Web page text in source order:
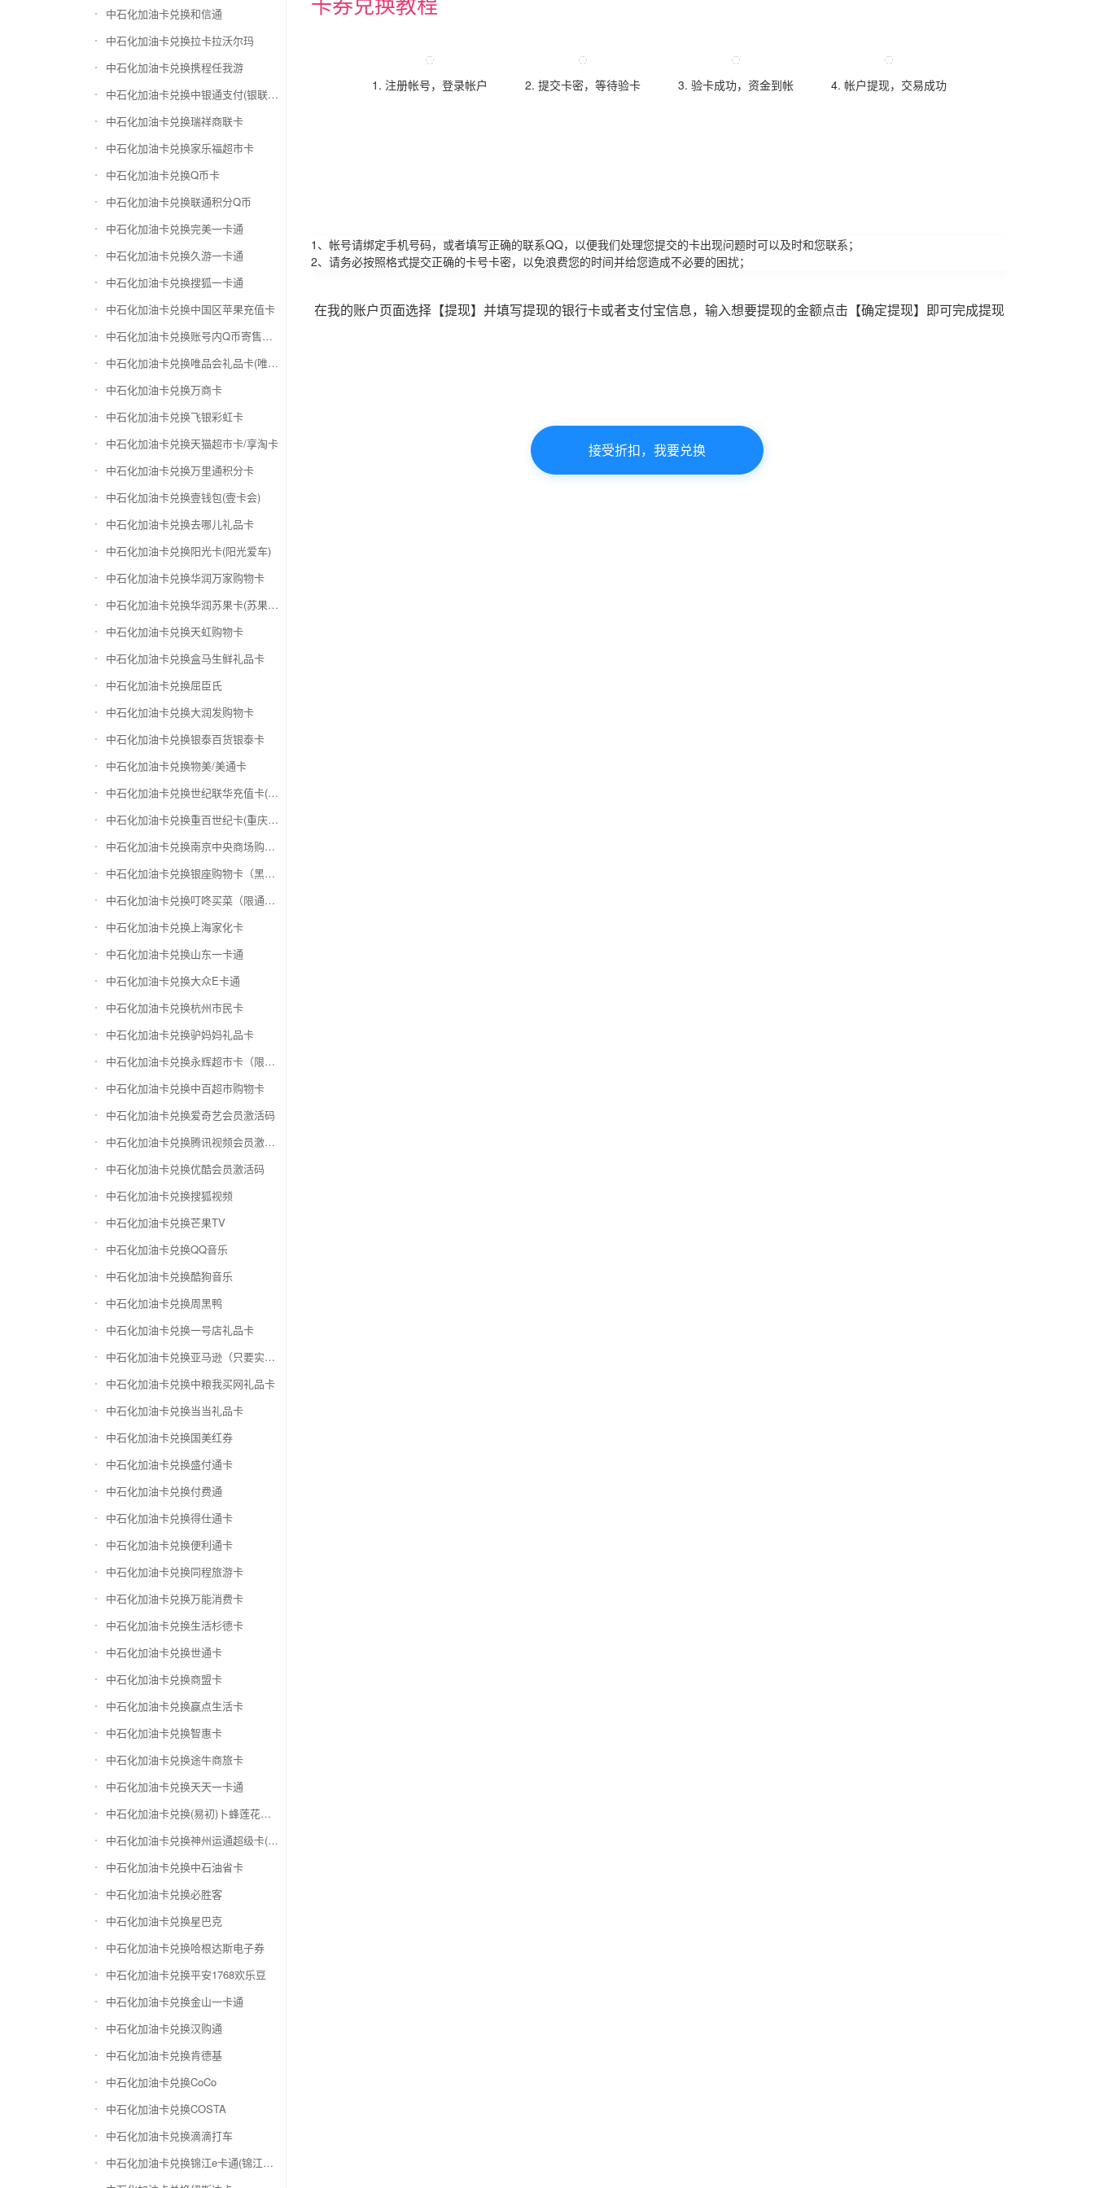
中石化加油卡兑换和信通
中石化加油卡兑换拉卡拉沃尔玛
中石化加油卡兑换携程任我游
中石化加油卡兑换中银通支付(银联购物卡)
中石化加油卡兑换瑞祥商联卡
中石化加油卡兑换家乐福超市卡
中石化加油卡兑换Q币卡
中石化加油卡兑换联通积分Q币
中石化加油卡兑换完美一卡通
中石化加油卡兑换久游一卡通
中石化加油卡兑换搜狐一卡通
中石化加油卡兑换中国区苹果充值卡
中石化加油卡兑换账号内Q币寄售（维护中）
中石化加油卡兑换唯品会礼品卡(唯品卡)
中石化加油卡兑换万商卡
中石化加油卡兑换飞银彩虹卡
中石化加油卡兑换天猫超市卡/享淘卡
中石化加油卡兑换万里通积分卡
中石化加油卡兑换壹钱包(壹卡会)
中石化加油卡兑换去哪儿礼品卡
中石化加油卡兑换阳光卡(阳光爱车)
中石化加油卡兑换华润万家购物卡
中石化加油卡兑换华润苏果卡(苏果超市卡)（维护 请暂停提交）
中石化加油卡兑换天虹购物卡
中石化加油卡兑换盒马生鲜礼品卡
中石化加油卡兑换屈臣氏
中石化加油卡兑换大润发购物卡
中石化加油卡兑换银泰百货银泰卡
中石化加油卡兑换物美/美通卡
中石化加油卡兑换世纪联华充值卡(杭州联华)
中石化加油卡兑换重百世纪卡(重庆百货)
中石化加油卡兑换南京中央商场购物卡
中石化加油卡兑换银座购物卡（黑卡）
中石化加油卡兑换叮咚买菜（限通用礼品卡）
中石化加油卡兑换上海家化卡
中石化加油卡兑换山东一卡通
中石化加油卡兑换大众E卡通
中石化加油卡兑换杭州市民卡
中石化加油卡兑换驴妈妈礼品卡
中石化加油卡兑换永辉超市卡（限实体卡）
中石化加油卡兑换中百超市购物卡
中石化加油卡兑换爱奇艺会员激活码
中石化加油卡兑换腾讯视频会员激活码
中石化加油卡兑换优酷会员激活码
中石化加油卡兑换搜狐视频
中石化加油卡兑换芒果TV
中石化加油卡兑换QQ音乐
中石化加油卡兑换酷狗音乐
中石化加油卡兑换周黑鸭
中石化加油卡兑换一号店礼品卡
中石化加油卡兑换亚马逊（只要实体卡）
中石化加油卡兑换中粮我买网礼品卡
中石化加油卡兑换当当礼品卡
中石化加油卡兑换国美红券
中石化加油卡兑换盛付通卡
中石化加油卡兑换付费通
中石化加油卡兑换得仕通卡
中石化加油卡兑换便利通卡
中石化加油卡兑换同程旅游卡
中石化加油卡兑换万能消费卡
中石化加油卡兑换生活杉德卡
中石化加油卡兑换世通卡
中石化加油卡兑换商盟卡
中石化加油卡兑换赢点生活卡
中石化加油卡兑换智惠卡
中石化加油卡兑换途牛商旅卡
中石化加油卡兑换天天一卡通
中石化加油卡兑换(易初)卜蜂莲花礼品卡
中石化加油卡兑换神州运通超级卡(运通网购卡)
中石化加油卡兑换中石油省卡
中石化加油卡兑换必胜客
中石化加油卡兑换星巴克
中石化加油卡兑换哈根达斯电子券
中石化加油卡兑换平安1768欢乐豆
中石化加油卡兑换金山一卡通
中石化加油卡兑换汉购通
中石化加油卡兑换肯德基
中石化加油卡兑换CoCo
中石化加油卡兑换COSTA
中石化加油卡兑换滴滴打车
中石化加油卡兑换锦江e卡通(锦江一卡通)
1. 注册帐号，登录帐户 2. 提交卡密，等待验卡 3. 验卡成功，资金到帐 4. 帐户提现，交易成功
1、帐号请绑定手机号码，或者填写正确的联系QQ，以便我们处理您提交的卡出现问题时可以及时和您联系；
2、请务必按照格式提交正确的卡号卡密，以免浪费您的时间并给您造成不必要的困扰；
在我的账户页面选择【提现】并填写提现的银行卡或者支付宝信息，输入想要提现的金额点击【确定提现】即可完成提现
接受折扣，我要兑换